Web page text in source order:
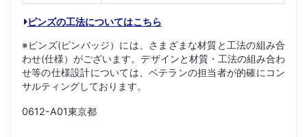
ピンズの工法についてはこちら
※ピンズ(ピンバッジ）には、さまざまな材質と工法の組み合
わせ(仕様）がございます。デザインと材質・工法の組み合わ
せ等の仕様設計については、ベテランの担当者が的確にコン
サルティングしております。
0612-A01東京都